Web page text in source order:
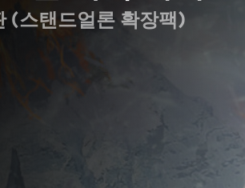
(스탠드얼론 확장팩)